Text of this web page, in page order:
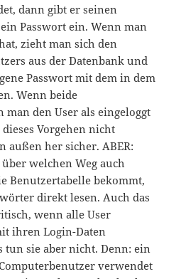
dann gibt er seinen
Passwort ein. Wenn man
zieht man sich den
aus der Datenbank und
Passwort mit dem in dem
Wenn beide
den User als eingeloggt
Vorgehen nicht
außen her sicher. ABER:
welchen Weg auch
Benutzertabelle bekommt,
direkt lesen. Auch das
wenn alle User
ihren Login-Daten
tun sie aber nicht. Denn: ein
verwendet